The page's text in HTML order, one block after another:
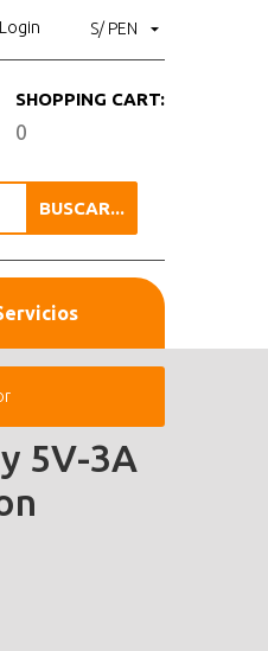
S/ PEN
Login
SHOPPING CART:
0
BUSCAR...
5V-3A